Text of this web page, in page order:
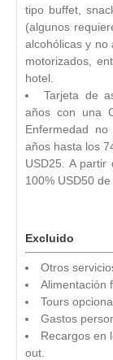
tipo buffet,
(algunos
alcohólicas y no
motorizados,
hotel.
Tarjeta de
años con una
Enfermedad
años hasta los
USD25. A
100% USD50
Excluido
Otros
Alimentación
Tours
Gastos
Recargos en
out.